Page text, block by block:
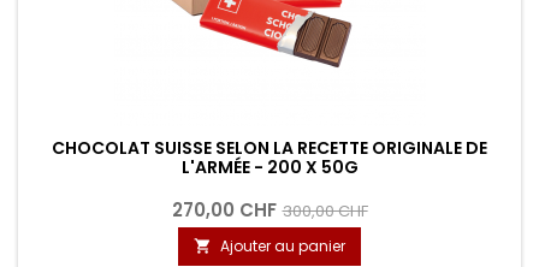
CHOCOLAT SUISSE SELON LA RECETTE ORIGINALE DE
L'ARMÉE - 200 X 50G
270,00 CHF 300,00 CHF
 Ajouter au panier